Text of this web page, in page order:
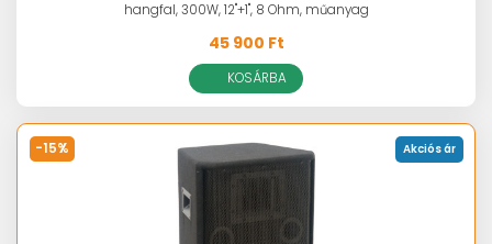
hangfal, 300W, 12"+1", 8 Ohm, műanyag
45 900 Ft
KOSÁRBA
-15% Akciós ár